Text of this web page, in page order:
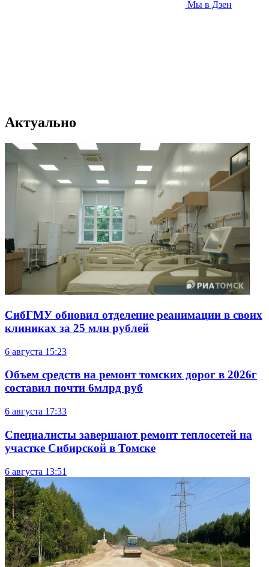
Мы в Дзен
Актуально
СибГМУ обновил отделение реанимации в своих
клиниках за 25 млн рублей
6 августа 15:23
Объем средств на ремонт томских дорог в 2026г
составил почти 6млрд руб
6 августа 17:33
Специалисты завершают ремонт теплосетей на
участке Сибирской в Томске
6 августа 13:51